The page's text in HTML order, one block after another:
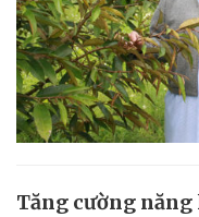
Tăng cường năng